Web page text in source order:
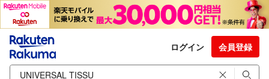
ログイン 会員登録